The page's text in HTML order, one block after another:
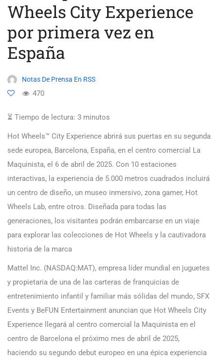
Wheels City Experience
por primera vez en
España
Notas De Prensa En RSS
470
⏳ Tiempo de lectura: 3 minutos
Hot Wheels™ City Experience abrirá sus puertas en su segunda
sede europea, Barcelona, España, en el centro comercial La
Maquinista, el 6 de abril de 2025. Con 10 estaciones
interactivas, la experiencia de 5.000 metros cuadrados incluirá
un centro de diseño, un museo inmersivo, zona gamer, Hot
Wheels Lab, entre otros. Diseñada para todas las
generaciones, los visitantes podrán embarcarse en un viaje
para explorar las colecciones de Hot Wheels y la cautivadora
historia de la marca
Mattel Inc. (NASDAQ:MAT), empresa líder mundial en juguetes
y propietaria de una de las carteras de franquicias de
entretenimiento infantil y familiar más sólidas del mundo, SFX
Events y BeFUN Entertainment anuncian que Hot Wheels City
Experience llegará al centro comercial la Maquinista en el
centro de Barcelona el próximo mes de abril de 2025,
haciendo su segundo debut europeo en una épica experiencia